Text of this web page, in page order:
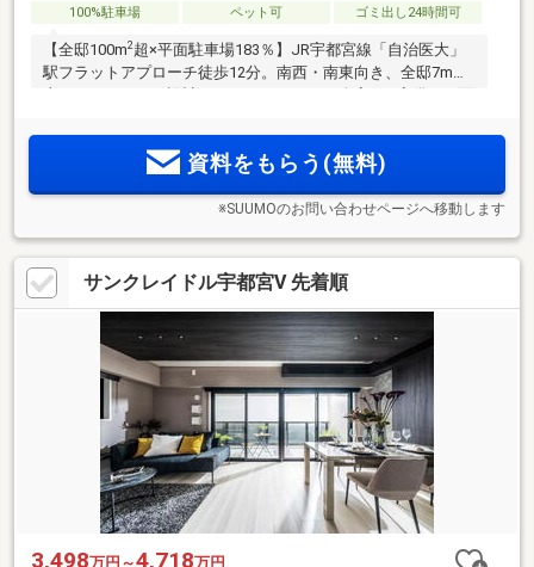
100%駐車場 ペット可 ゴミ出し24時間可
【全邸100m2 超×平面駐車場183％】JR宇都宮線「自治医大」
駅フラットアプローチ徒歩12分。南西・南東向き、全邸7m以
寄せ、顔認証システムやZEH-M Oriented採用。モデルルーム
資料をもらう(無料)
※SUUMOのお問い合わせページへ移動します
サンクレイドル宇都宮V 先着順
3,498万円～4,718万円